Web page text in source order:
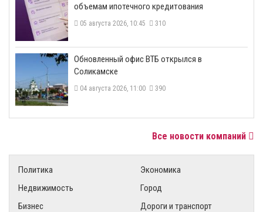
объемам ипотечного кредитования
05 августа 2026, 10:45 310
​Обновленный офис ВТБ открылся в
Соликамске
04 августа 2026, 11:00 390
Все новости компаний
Политика
Экономика
Недвижимость
Город
Бизнес
Дороги и транспорт